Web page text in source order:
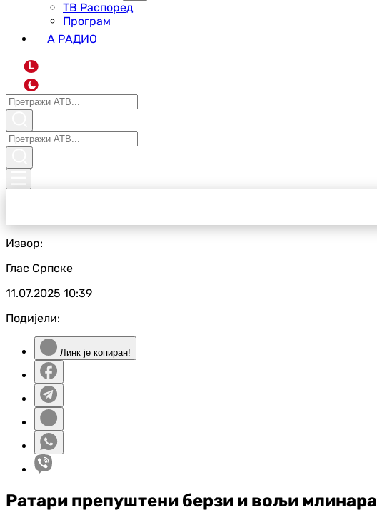
ТВ Распоред
Програм
А РАДИО
L
Извор:
Глас Српске
11.07.2025 10:39
Подијели:
Линк је копиран!
Ратари препуштени берзи и вољи млинара